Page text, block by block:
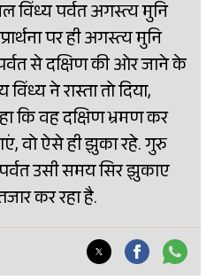
विंध्य पर्वत अगस्त्य मुनि
पर ही अगस्त्य मुनि
से दक्षिण की ओर जाने के
ने रास्ता तो दिया,
कि वह दक्षिण भ्रमण कर
वो ऐसे ही झुका रहे. गुरु
उसी समय सिर झुकाए
कर रहा है.